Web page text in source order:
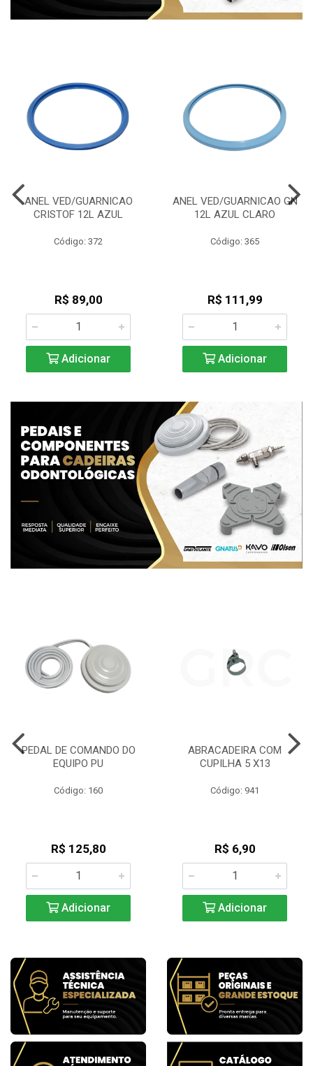
ANEL VED/GUARNICAO
CRISTOF 12L AZUL
Código: 372
R$ 89,00
Adicionar
ANEL VED/GUARNICAO GN
12L AZUL CLARO
Código: 365
R$ 111,99
Adicionar
PEDAL DE COMANDO DO
EQUIPO PU
Código: 160
R$ 125,80
Adicionar
ABRACADEIRA COM
CUPILHA 5 X13
Código: 941
R$ 6,90
Adicionar